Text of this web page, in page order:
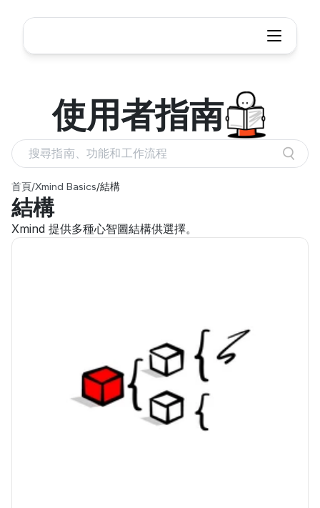
首頁 /Xmind Basics/結構
結構
Xmind 提供多種心智圖結構供選擇。
使用者指南
搜尋指南、功能和工作流程